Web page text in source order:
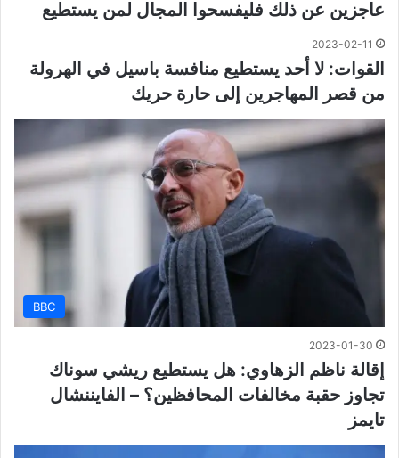
عاجزين عن ذلك فليفسحوا المجال لمن يستطيع
2023-02-11
القوات: لا أحد يستطيع منافسة باسيل في الهرولة
من قصر المهاجرين إلى حارة حريك
BBC
2023-01-30
إقالة ناظم الزهاوي: هل يستطيع ريشي سوناك
تجاوز حقبة مخالفات المحافظين؟ – الفايننشال
تايمز